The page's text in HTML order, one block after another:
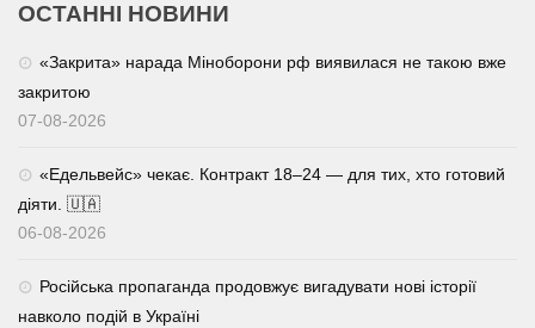
Шоу-біз
#Війна
ОСТАННІ НОВИНИ
«Закрита» нарада Міноборони рф виявилася не такою вже
закритою
07-08-2026
«Едельвейс» чекає. Контракт 18–24 — для тих, хто готовий
діяти. 🇺🇦
06-08-2026
Російська пропаганда продовжує вигадувати нові історії
навколо подій в Україні